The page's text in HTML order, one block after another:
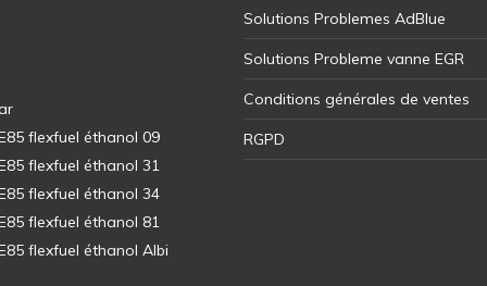
Solutions Problemes AdBlue
Solutions Probleme vanne EGR
Conditions générales de ventes
RGPD
flexfuel éthanol 09
flexfuel éthanol 31
flexfuel éthanol 34
flexfuel éthanol 81
flexfuel éthanol Albi